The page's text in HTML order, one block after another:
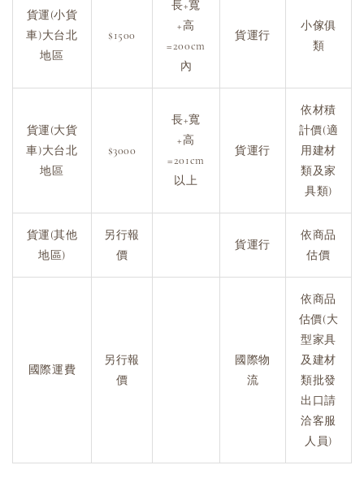
貨運(小貨
車)大台北
地區
$1500
長+寬
+高
=200cm
內
貨運行
小傢俱
類
貨運(大貨
車)大台北
地區
$3000
長+寬
+高
=201cm
以上
貨運行
依材積
計價(適
用建材
類及家
具類)
貨運(其他
地區)
另行報
價
貨運行
依商品
估價
國際運費
另行報
價
國際物
流
依商品
估價(大
型家具
及建材
類批發
出口請
洽客服
人員)